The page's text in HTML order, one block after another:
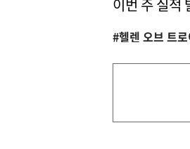
이번 주 실적
#헬렌 오브 트로